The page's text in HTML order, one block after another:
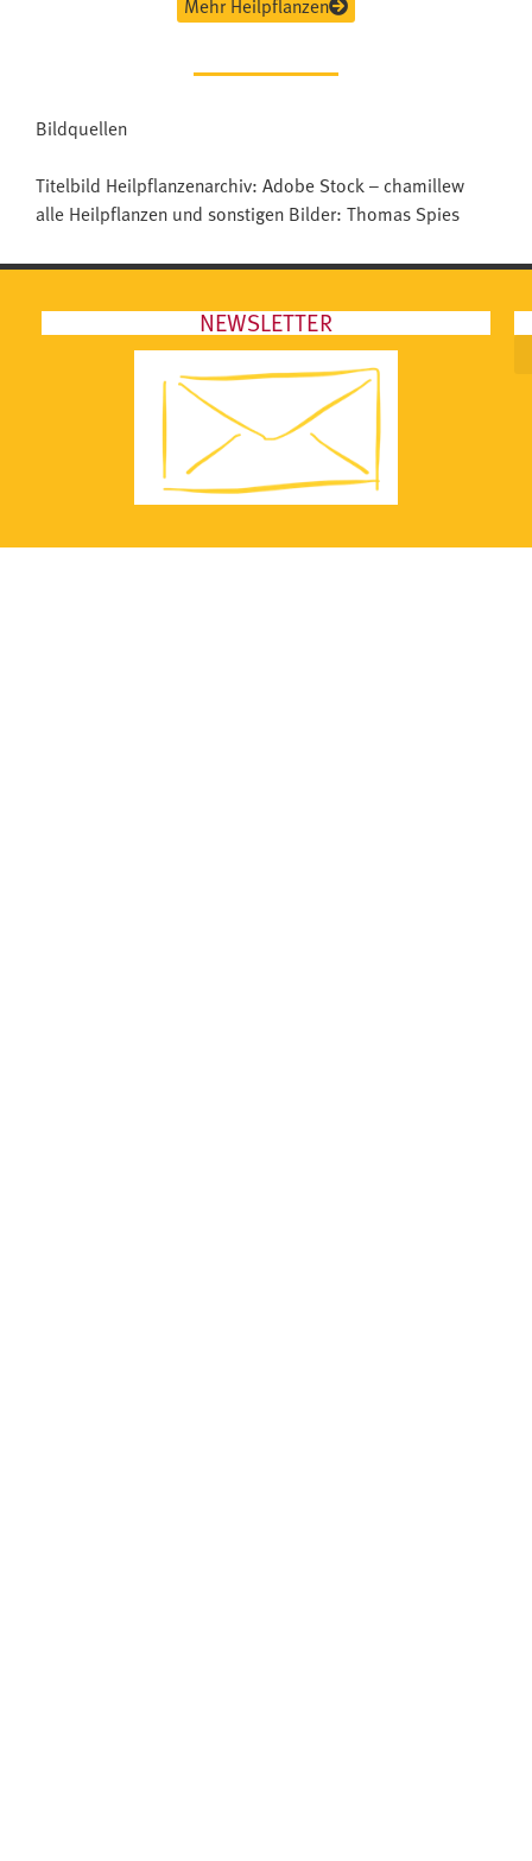
Mehr Heilpflanzen
Bildquellen
Titelbild Heilpflanzenarchiv: Adobe Stock – chamillew
alle Heilpflanzen und sonstigen Bilder: Thomas Spies
NEWSLETTER